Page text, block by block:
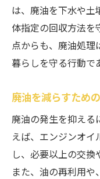
は、廃油を下水や土
体指定の回収方法を
点からも、廃油処
暮らしを守る行動で
廃油を減らすため
廃油の発生を抑える
えば、エンジンオ
し、必要以上の交換
また、油の再利用